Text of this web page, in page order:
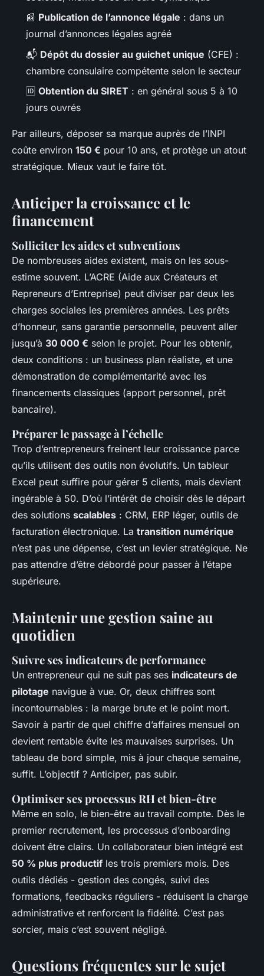
📰 Publication de l’annonce légale : dans un
journal d’annonces légales agréé
📬 Dépôt du dossier au guichet unique (CFE) :
chambre consulaire compétente selon le secteur
🆔 Obtention du SIRET : en général sous 5 à 10
jours ouvrés
Par ailleurs, déposer sa marque auprès de l’INPI
coûte environ 150 € pour 10 ans, et protège un atout
stratégique. Mieux vaut le faire tôt.
Anticiper la croissance et le
financement
Solliciter les aides et subventions
De nombreuses aides existent, mais on les sous-
estime souvent. L’ACRE (Aide aux Créateurs et
Repreneurs d’Entreprise) peut diviser par deux les
charges sociales les premières années. Les prêts
d’honneur, sans garantie personnelle, peuvent aller
jusqu’à 30 000 € selon le projet. Pour les obtenir,
deux conditions : un business plan réaliste, et une
démonstration de complémentarité avec les
financements classiques (apport personnel, prêt
bancaire).
Préparer le passage à l’échelle
Trop d’entrepreneurs freinent leur croissance parce
qu’ils utilisent des outils non évolutifs. Un tableur
Excel peut suffire pour gérer 5 clients, mais devient
ingérable à 50. D’où l’intérêt de choisir dès le départ
des solutions scalables : CRM, ERP léger, outils de
facturation électronique. La transition numérique
n’est pas une dépense, c’est un levier stratégique. Ne
pas attendre d’être débordé pour passer à l’étape
supérieure.
Maintenir une gestion saine au
quotidien
Suivre ses indicateurs de performance
Un entrepreneur qui ne suit pas ses indicateurs de
pilotage navigue à vue. Or, deux chiffres sont
incontournables : la marge brute et le point mort.
Savoir à partir de quel chiffre d’affaires mensuel on
devient rentable évite les mauvaises surprises. Un
tableau de bord simple, mis à jour chaque semaine,
suffit. L’objectif ? Anticiper, pas subir.
Optimiser ses processus RH et bien-être
Même en solo, le bien-être au travail compte. Dès le
premier recrutement, les processus d’onboarding
doivent être clairs. Un collaborateur bien intégré est
50 % plus productif les trois premiers mois. Des
outils dédiés - gestion des congés, suivi des
formations, feedbacks réguliers - réduisent la charge
administrative et renforcent la fidélité. C’est pas
sorcier, mais c’est souvent négligé.
Questions fréquentes sur le sujet